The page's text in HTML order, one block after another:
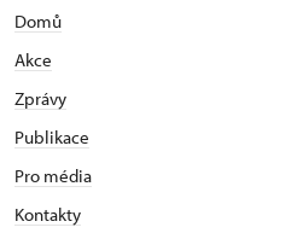
Domů
Akce
Zprávy
Publikace
Pro média
Kontakty